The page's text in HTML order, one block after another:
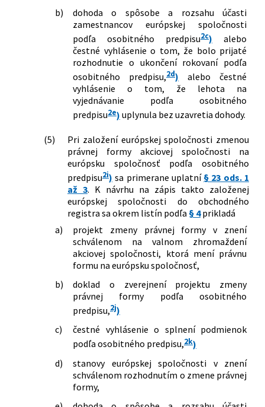
b)
dohoda o spôsobe a rozsahu účasti
zamestnancov európskej spoločnosti
podľa osobitného predpisu2c) alebo
čestné vyhlásenie o tom, že bolo prijaté
rozhodnutie o ukončení rokovaní podľa
osobitného predpisu,2d) alebo čestné
vyhlásenie o tom, že lehota na
vyjednávanie podľa osobitného
predpisu2e) uplynula bez uzavretia dohody.
(5)
Pri založení európskej spoločnosti zmenou
právnej formy akciovej spoločnosti na
európsku spoločnosť podľa osobitného
predpisu2i) sa primerane uplatní § 23 ods. 1
až 3. K návrhu na zápis takto založenej
európskej spoločnosti do obchodného
registra sa okrem listín podľa § 4prikladá
a)
projekt zmeny právnej formy v znení
schválenom na valnom zhromaždení
akciovej spoločnosti, ktorá mení právnu
formu na európsku spoločnosť,
b)
doklad o zverejnení projektu zmeny
právnej formy podľa osobitného
predpisu,2j)
c)
čestné vyhlásenie o splnení podmienok
podľa osobitného predpisu,2k)
d)
stanovy európskej spoločnosti v znení
schválenom rozhodnutím o zmene právnej
formy,